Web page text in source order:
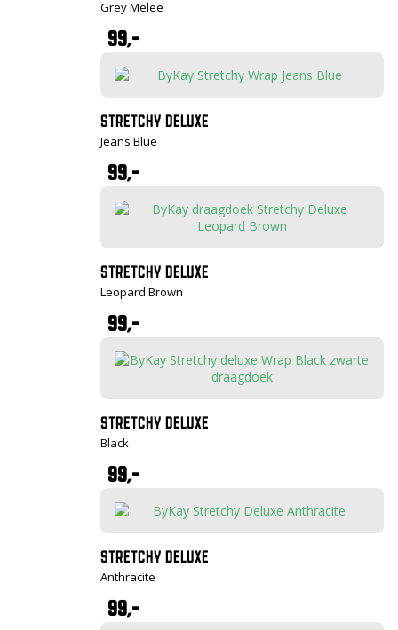
Grey Melee
99,-
STRETCHY DELUXE
Jeans Blue
99,-
STRETCHY DELUXE
Leopard Brown
99,-
STRETCHY DELUXE
Black
99,-
STRETCHY DELUXE
Anthracite
99,-